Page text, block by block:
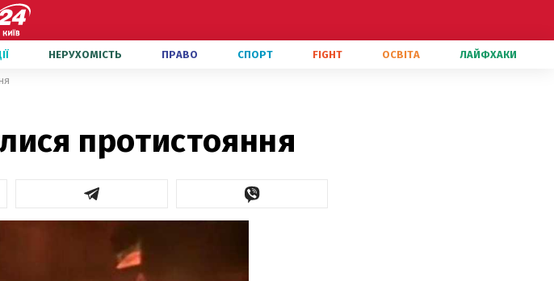
НЕРУХОМІСТЬ ПРАВО СПОРТ FIGHT ОСВІТА ЛАЙФХАКИ
протистояння